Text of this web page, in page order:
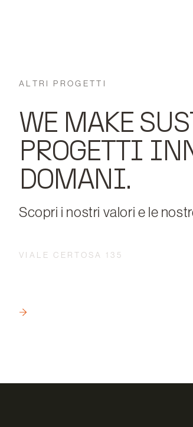
ALTRI PROGETTI
WE MAKE
PROGETTI
DOMANI.
Scopri i nostri valori e le
VIALE CERTOSA 135